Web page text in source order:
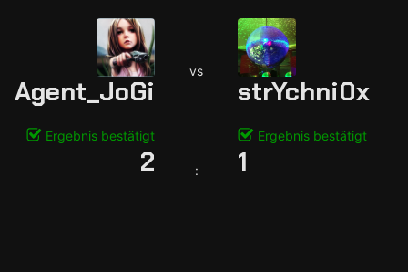
Agent_JoGi
vs
strYchni0x
Ergebnis bestätigt Ergebnis bestätigt
2 : 1